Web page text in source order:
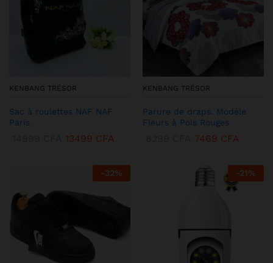
KENBANG TRÉSOR
Sac à roulettes NAF NAF
Paris
13499 CFA
KENBANG TRÉSOR
Parure de draps. Modèle
Fleurs à Pois Rouges
7469 CFA
-32% -21%